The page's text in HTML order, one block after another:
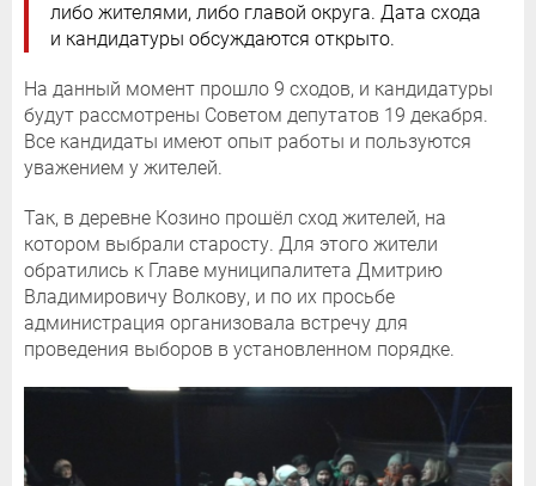
либо жителями, либо главой округа. Дата схода
и кандидатуры обсуждаются открыто.
На данный момент прошло 9 сходов, и кандидатуры
будут рассмотрены Советом депутатов 19 декабря.
Все кандидаты имеют опыт работы и пользуются
уважением у жителей.
Так, в деревне Козино прошёл сход жителей, на
котором выбрали старосту. Для этого жители
обратились к Главе муниципалитета Дмитрию
Владимировичу Волкову, и по их просьбе
администрация организовала встречу для
проведения выборов в установленном порядке.